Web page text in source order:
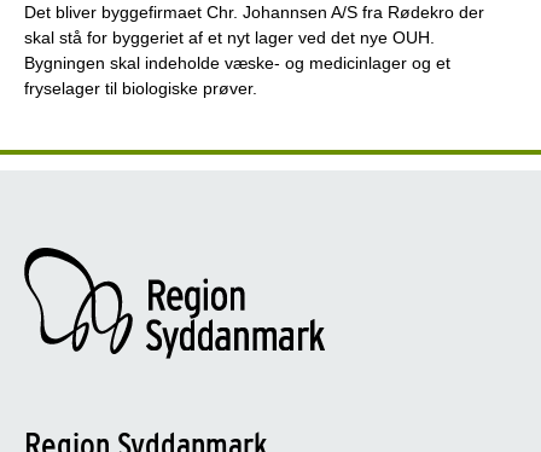
Det bliver byggefirmaet Chr. Johannsen A/S fra Rødekro der
skal stå for byggeriet af et nyt lager ved det nye OUH.
Bygningen skal indeholde væske- og medicinlager og et
fryselager til biologiske prøver.